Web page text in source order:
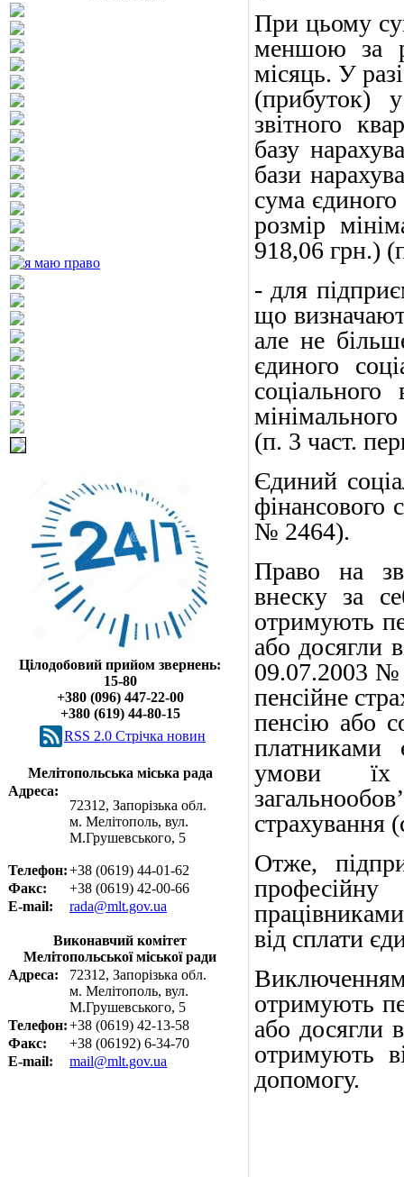
Цілодобовий прийом звернень:
15-80
+380 (096) 447-22-00
+380 (619) 44-80-15
RSS 2.0 Cтрічка новин
Мелітопольська міська рада
Адреса:
72312, Запорізька обл.
м. Мелітополь, вул.
М.Грушевського, 5
Телефон:+38 (0619) 44-01-62
Факс:
+38 (0619) 42-00-66
E-mail:
rada@mlt.gov.ua
Виконавчий комітет
Мелітопольської міської ради
Адреса:
72312, Запорізька обл.
м. Мелітополь, вул.
М.Грушевського, 5
Телефон:+38 (0619) 42-13-58
Факс:
+38 (06192) 6-34-70
E-mail:
mail@mlt.gov.ua
При цьому
меншою за
місяць. У
(прибуток)
звітного
базу
бази
сума
розмір
918,06 грн.)
- для
що
але не
єдиного
(п. 3 част.
Єдиний
фінансового
№ 2464).
Право на
внеску за
отримують
або досягли
09.07.2003 №
пенсійне
пенсію або
платниками
умови їх
страхування
Отже,
від сплати
отримують
або досягли
отримують
допомогу.